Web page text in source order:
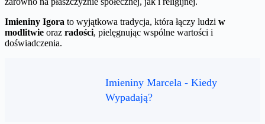
Imieniny Igora to wyjątkowa tradycja, która łączy ludzi w
modlitwie oraz radości, pielęgnując wspólne wartości i
doświadczenia.
Imieniny Marcela - Kiedy
Wypadają?